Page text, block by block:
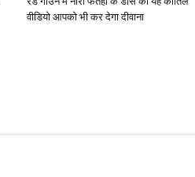
वीडियो आपको भी कर देगा दीवाना